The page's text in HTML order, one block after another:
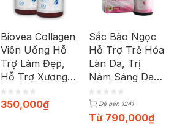
Biovea Collagen
Viên Uống Hỗ
Trợ Làm Đẹp,
Hỗ Trợ Xương
Chắc Khỏe
(Hộp 120 viên)
350,000₫
Sắc Bảo Ngọc
Hỗ Trợ Trẻ Hóa
Làn Da, Trị
Nám Sáng Da
(Hộp 60 Viên)
Đã bán 1241
Từ 790,000₫